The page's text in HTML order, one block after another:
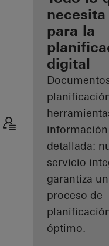
Descubre
mi área
de
trabajo
necesita
para la
digital
información
detallada:
servicio
garantiza un
proceso de
óptimo.